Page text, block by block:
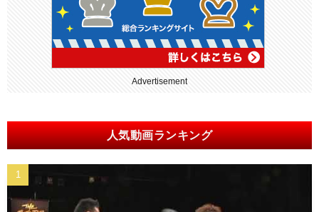
Advertisement
人気動画ランキング